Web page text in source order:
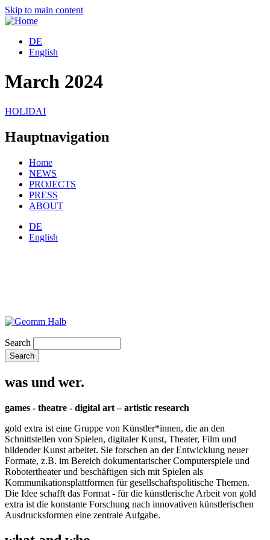
Skip to main content
DE
English
March 2024
HOLIDAI
Hauptnavigation
Home
NEWS
PROJECTS
PRESS
ABOUT
DE
English
Search
was und wer.
games - theatre - digital art – artistic research
gold extra ist eine Gruppe von Künstler*innen, die an den
Schnittstellen von Spielen, digitaler Kunst, Theater, Film und
bildender Kunst arbeitet. Sie forschen an der Entwicklung neuer
Formate, z.B. im Bereich dokumentarischer Computerspiele und
Robotertheater und beschäftigen sich mit Spielen als
Kommunikationsplattformen für gesellschaftspolitische Themen.
Die Idee schafft das Format - für die künstlerische Arbeit von gold
extra ist die konstante Forschung nach innovativen künstlerischen
Ausdrucksformen eine zentrale Aufgabe.